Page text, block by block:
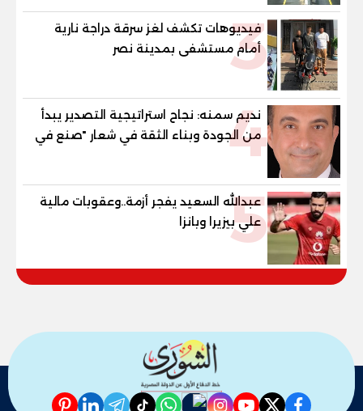
3
فيديوهات تكشف لغز سرقة دراجة نارية
أمام مستشفى بمدينة نصر
4
نديم سمنه: نجاح استراتيجية التصدير يبدأ
من الجودة وبناء الثقة في شعار "صنع في
مصر"
5
عبدالله السعيد يفجر أزمة..وعقوبات مالية
علي بيزيرا وبانزا